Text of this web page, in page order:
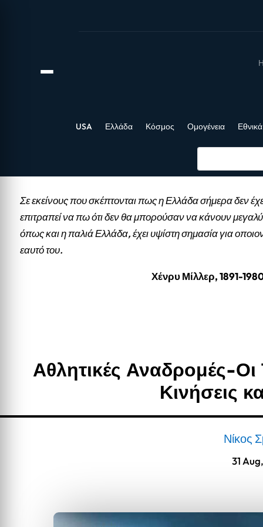
USA Ελλάδα Κόσμος Ομογένεια
Σε εκείνους που σκέπτονται πως η Ελλάδα σήμερα δεν
επιτραπεί να πω ότι δεν θα μπορούσαν να κάνουν
όπως και η παλιά Ελλάδα, έχει υψίστη σημασία για
εαυτό του.
Χένρυ Μίλλερ, 1891-
Αθλητικές Αναδρομές-Οι
Κινήσεις
Νίκος
31